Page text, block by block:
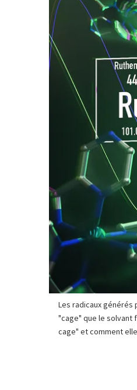
Les radicaux
"cage" que le solvant
cage" et comment